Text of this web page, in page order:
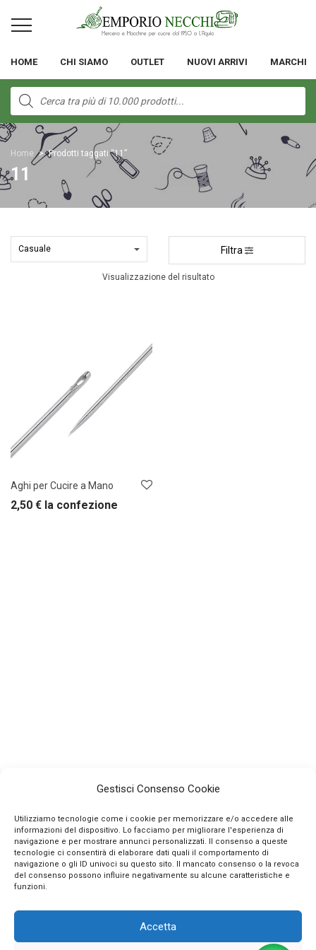
Gestisci Consenso Cookie
Utilizziamo tecnologie come i cookie per memorizzare e/o accedere alle
informazioni del dispositivo. Lo facciamo per migliorare l'esperienza di
navigazione e per mostrare annunci personalizzati. Il consenso a queste
tecnologie ci consentirà di elaborare dati quali il comportamento di
navigazione o gli ID univoci su questo sito. Il mancato consenso o la revoca
del consenso possono influire negativamente su alcune caratteristiche e
funzioni.
Accetta
HOME CHI SIAMO OUTLET NUOVI ARRIVI MARCHI
Products
search
Home > Prodotti taggati “11”
11
Filtra
Visualizzazione del risultato
Aghi per Cucire a Mano
2,50 € la confezione
INFO
SEGUICI SUI SOCIAL